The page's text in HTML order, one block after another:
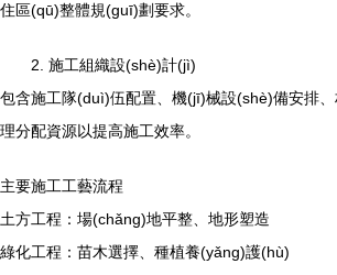
住區(qū)整體規(guī)劃要求。
2. 施工組織設(shè)計(jì)
包含施工隊(duì)伍配置、機(jī)械設(shè)備安排
理分配資源以提高施工效率。
主要施工工藝流程
土方工程：場(chǎng)地平整、地形塑造
綠化工程：苗木選擇、種植養(yǎng)護(hù)